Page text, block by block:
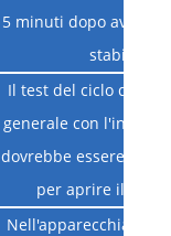
5 minuti dopo aver
stabilità
Il test del ciclo di
generale con l'intera
dovrebbe essere il
per aprire il
Nell'apparecchiatura